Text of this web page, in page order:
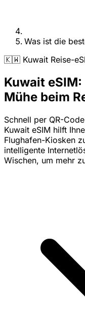
Was ist die
🇰🇼 Kuwait Reise-
Kuwait
Mühe beim
Schnell per QR-
Kuwait eSIM hilft
Flughafen-Kiosken
intelligente
Wischen, um mehr